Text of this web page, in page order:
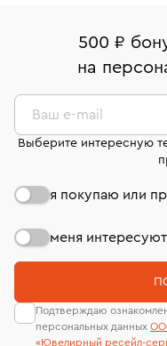
комиссионных
странице«Возврат
филиала - 1 день, не
номер (УИН)
На особо
сертификаты
лабораторий
500 ₽
на
Ваш e-mail
Выберите интересную
я покупаю или
меня
Подтверждаю
персональных данных
«Ювелирный ресейл-